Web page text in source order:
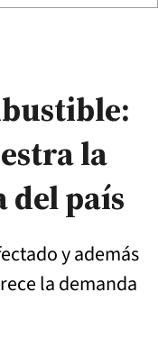
la
país
y además
la demanda